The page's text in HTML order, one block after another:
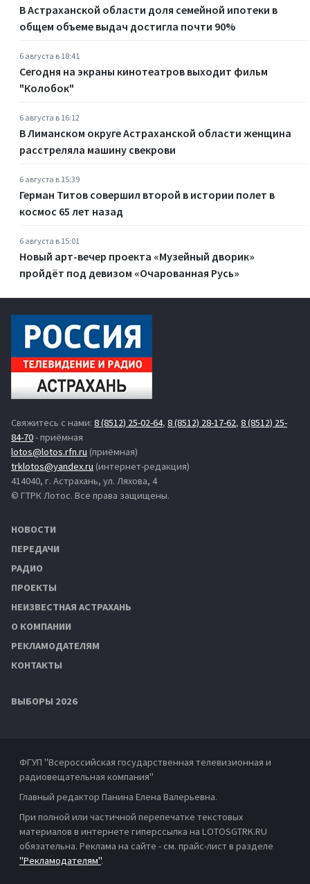
В Астраханской области доля семейной ипотеки в
общем объеме выдач достигла почти 90%
6 августа в 18:41
Сегодня на экраны кинотеатров выходит фильм
"Колобок"
6 августа в 16:12
В Лиманском округе Астраханской области женщина
расстреляла машину свекрови
6 августа в 15:39
Герман Титов совершил второй в истории полет в
космос 65 лет назад
6 августа в 15:01
Новый арт-вечер проекта «Музейный дворик»
пройдёт под девизом «Очарованная Русь»
Свяжитесь с нами: 8 (8512) 25-02-64, 8 (8512) 28-17-62, 8 (8512) 25-
84-70- приёмная
lotos@lotos.rfn.ru (приёмная)
trklotos@yandex.ru (интернет-редакция)
414040, г. Астрахань, ул. Ляхова, 4
© ГТРК Лотос. Все права защищены.
НОВОСТИ
ПЕРЕДАЧИ
РАДИО
ПРОЕКТЫ
НЕИЗВЕСТНАЯ АСТРАХАНЬ
О КОМПАНИИ
РЕКЛАМОДАТЕЛЯМ
КОНТАКТЫ
ВЫБОРЫ 2026
ФГУП "Всероссийская государственная телевизионная и
радиовещательная компания"
Главный редактор Панина Елена Валерьевна.
При полной или частичной перепечатке текстовых
материалов в интернете гиперссылка на LOTOSGTRK.RU
обязательна. Реклама на сайте - см. прайс-лист в разделе
"Рекламодателям".